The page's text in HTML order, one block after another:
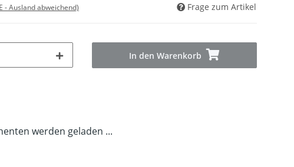
- Ausland abweichend) Frage zum Artikel
In den Warenkorb
werden geladen ...